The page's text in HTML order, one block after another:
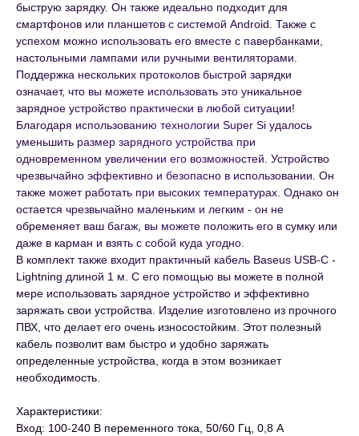
быструю зарядку. Он также идеально подходит для
смартфонов или планшетов с системой Android. Также с
успехом можно использовать его вместе с павербанками,
настольными лампами или ручными вентиляторами.
Поддержка нескольких протоколов быстрой зарядки
означает, что вы можете использовать это уникальное
зарядное устройство практически в любой ситуации!
Благодаря использованию технологии Super Si удалось
уменьшить размер зарядного устройства при
одновременном увеличении его возможностей. Устройство
чрезвычайно эффективно и безопасно в использовании. Он
также может работать при высоких температурах. Однако он
остается чрезвычайно маленьким и легким - он не
обременяет ваш багаж, вы можете положить его в сумку или
даже в карман и взять с собой куда угодно.
В комплект также входит практичный кабель Baseus USB-C -
Lightning длиной 1 м. С его помощью вы можете в полной
мере использовать зарядное устройство и эффективно
заряжать свои устройства. Изделие изготовлено из прочного
ПВХ, что делает его очень износостойким. Этот полезный
кабель позволит вам быстро и удобно заряжать
определенные устройства, когда в этом возникает
необходимость.
Характеристики:
Вход: 100-240 В переменного тока, 50/60 Гц, 0,8 А